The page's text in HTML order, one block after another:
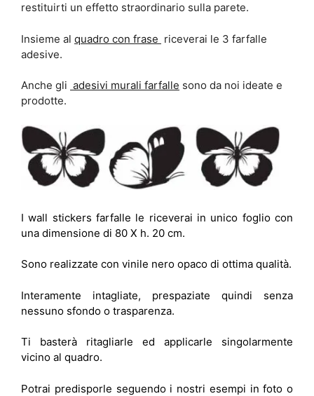
restituirti un effetto straordinario sulla parete.
Insieme al quadro con frase riceverai le 3 farfalle
adesive.
Anche gli adesivi murali farfalle sono da noi ideate e
prodotte.
I wall stickers farfalle le riceverai in unico foglio con
una dimensione di 80 X h. 20 cm.
Sono realizzate con vinile nero opaco di ottima qualità.
Interamente intagliate, prespaziate quindi senza
nessuno sfondo o trasparenza.
Ti basterà ritagliarle ed applicarle singolarmente
vicino al quadro.
Potrai predisporle seguendo i nostri esempi in foto o